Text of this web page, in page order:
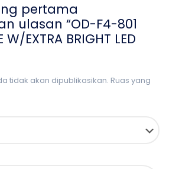
pertama
ulasan “OD-F4-801
W/EXTRA BRIGHT LED
tidak akan dipublikasikan. Ruas yang